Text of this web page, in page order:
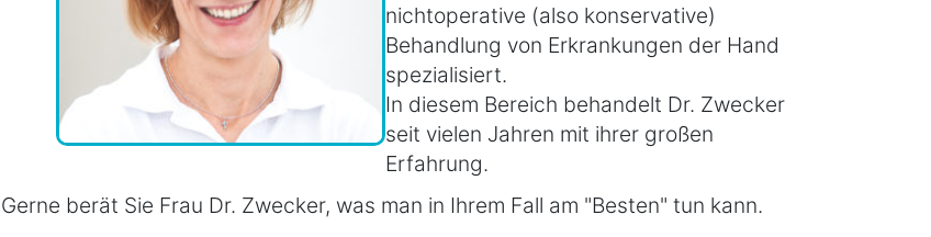
nichtoperative (also konservative)
Behandlung von Erkrankungen der Hand
spezialisiert.
In diesem Bereich behandelt Dr. Zwecker
seit vielen Jahren mit ihrer großen
Erfahrung.
Gerne berät Sie Frau Dr. Zwecker, was man in Ihrem Fall am "Besten" tun kann.